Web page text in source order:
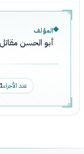
المؤلف
أبو الحسن
عدد الأجزاء1